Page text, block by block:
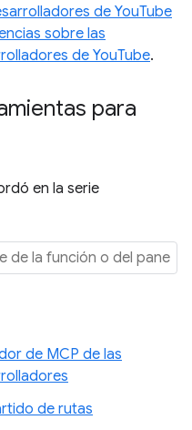
de YouTube
sobre las
de YouTube.
para
en la serie
de MCP de las
de rutas